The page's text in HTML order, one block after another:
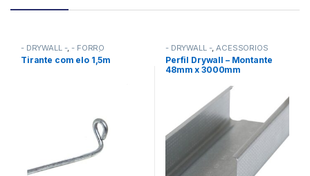
- DRYWALL -,- FORRO
MODULAR - , ACESSÓRIOS PARA
DRYWALL,ACESSÓRIOS PARA
Tirante com elo 1,5m
- DRYWALL -, ACESSÓRIOS
PARA DRYWALL
Perfil Drywall – Montante
48mm x 3000mm